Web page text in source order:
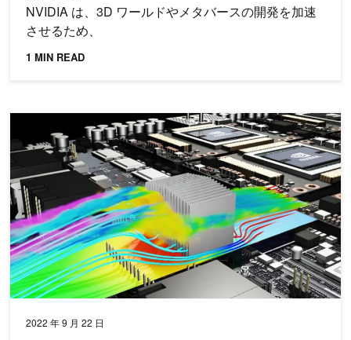
NVIDIA は、3D ワールドやメタバースの開発を加速
させるため、
1 MIN READ
2022 年 9 月 22 日
NVIDIA PhysicsNeMo v22.09 によるデジタル ツイン モデルと